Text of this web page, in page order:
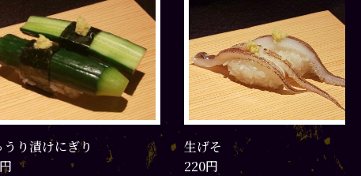
げそ
円
ゆでげそ
220円